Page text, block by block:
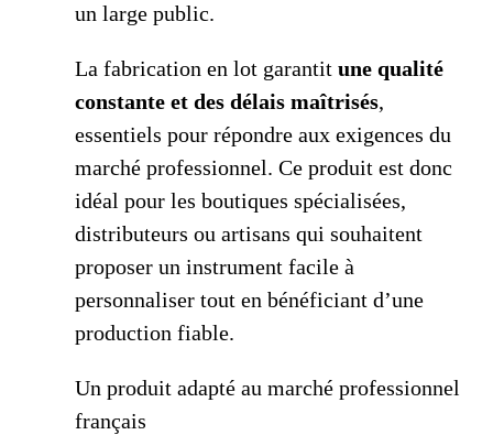
un large public.
La fabrication en lot garantit une qualité
constante et des délais maîtrisés,
essentiels pour répondre aux exigences du
marché professionnel. Ce produit est donc
idéal pour les boutiques spécialisées,
distributeurs ou artisans qui souhaitent
proposer un instrument facile à
personnaliser tout en bénéficiant d’une
production fiable.
Un produit adapté au marché professionnel
français